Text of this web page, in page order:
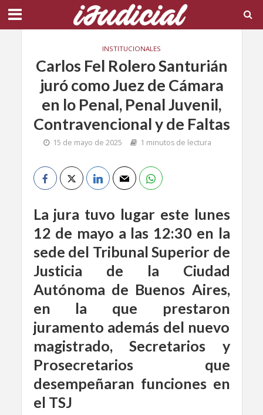
INSTITUCIONALES
Carlos Fel Rolero Santurián
juró como Juez de Cámara
en lo Penal, Penal Juvenil,
Contravencional y de Faltas
15 de mayo de 2025 1 minutos de lectura
La jura tuvo lugar este lunes
12 de mayo a las 12:30 en la
sede del Tribunal Superior de
Justicia de la Ciudad
Autónoma de Buenos Aires,
en la que prestaron
juramento además del nuevo
magistrado, Secretarios y
Prosecretarios que
desempeñaran funciones en
el TSJ